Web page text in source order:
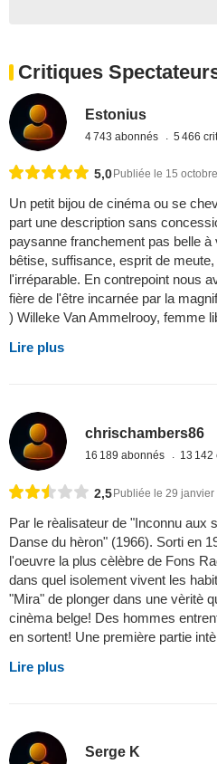
Critiques
Estonius
4 743 abonnés 5 466
5,0 Publiée le 15
Un petit bijou de cinéma ou se
part une description sans
paysanne franchement pas belle
bêtise, suffisance, esprit de
l'irréparable. En contrepoint nous
fière de l'être incarnée par la
) Willeke Van Ammelrooy, femme
Lire plus
chrischambers86
16 189 abonnés 13 142
2,5Publiée le 29 janvier
Par le rèalisateur de "Inconnu aux
Danse du hèron" (1966). Sorti en
l'oeuvre la plus cèlèbre de Fons
dans quel isolement vivent les
"Mira" de plonger dans une vèritè
cinèma belge! Des hommes
en sortent! Une première partie
Lire plus
Serge K